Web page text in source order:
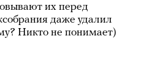
их перед
даже удалил
Никто не понимает)